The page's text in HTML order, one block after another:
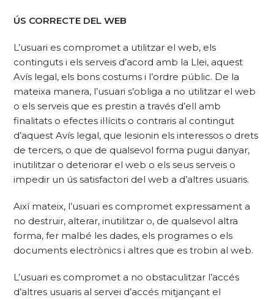
ÚS CORRECTE DEL WEB
L’usuari es compromet a utilitzar el web, els
continguts i els serveis d’acord amb la Llei, aquest
Avís legal, els bons costums i l’ordre públic. De la
mateixa manera, l’usuari s’obliga a no utilitzar el web
o els serveis que es prestin a través d’ell amb
finalitats o efectes il·lícits o contraris al contingut
d’aquest Avís legal, que lesionin els interessos o drets
de tercers, o que de qualsevol forma pugui danyar,
inutilitzar o deteriorar el web o els seus serveis o
impedir un ús satisfactori del web a d’altres usuaris.
Així mateix, l’usuari es compromet expressament a
no destruir, alterar, inutilitzar o, de qualsevol altra
forma, fer malbé les dades, els programes o els
documents electrònics i altres que es trobin al web.
L’usuari es compromet a no obstaculitzar l’accés
d’altres usuaris al servei d’accés mitjançant el